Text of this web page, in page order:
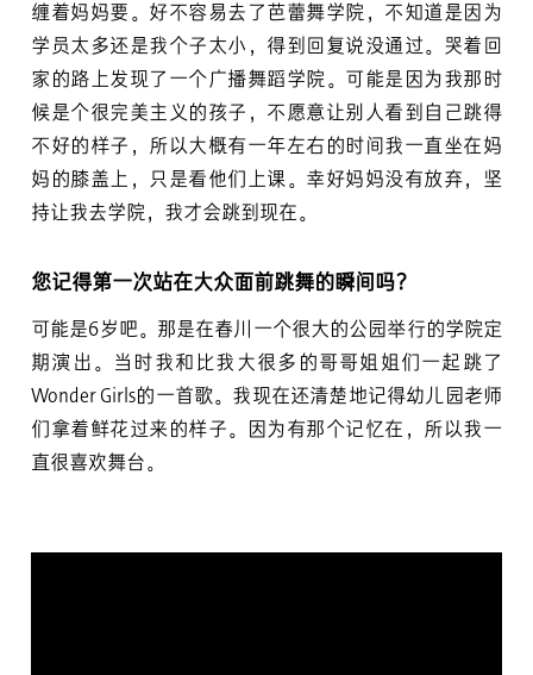
缠着妈妈要。好不容易去了芭蕾舞学院，不知道是因为
学员太多还是我个子太小，得到回复说没通过。哭着回
家的路上发现了一个广播舞蹈学院。可能是因为我那时
候是个很完美主义的孩子，不愿意让别人看到自己跳得
不好的样子，所以大概有一年左右的时间我一直坐在妈
妈的膝盖上，只是看他们上课。幸好妈妈没有放弃，坚
持让我去学院，我才会跳到现在。
您记得第一次站在大众面前跳舞的瞬间吗？
可能是6岁吧。那是在春川一个很大的公园举行的学院定
期演出。当时我和比我大很多的哥哥姐姐们一起跳了
Wonder Girls的一首歌。我现在还清楚地记得幼儿园老师
们拿着鲜花过来的样子。因为有那个记忆在，所以我一
直很喜欢舞台。